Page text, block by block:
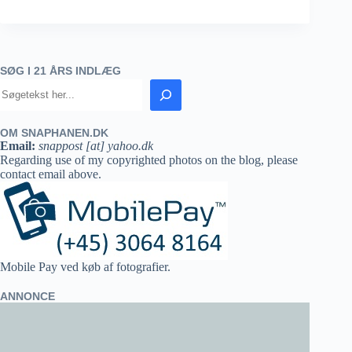
SØG I 21 ÅRS INDLÆG
OM SNAPHANEN.DK
Email: snappost [at] yahoo.dk
Regarding use of my copyrighted photos on the blog, please
contact email above.
Mobile Pay ved køb af fotografier.
ANNONCE